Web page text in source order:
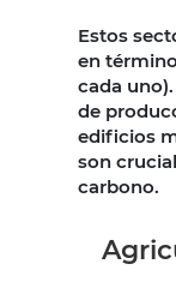
Estos
en
cada
de
edificios
son
carbono.